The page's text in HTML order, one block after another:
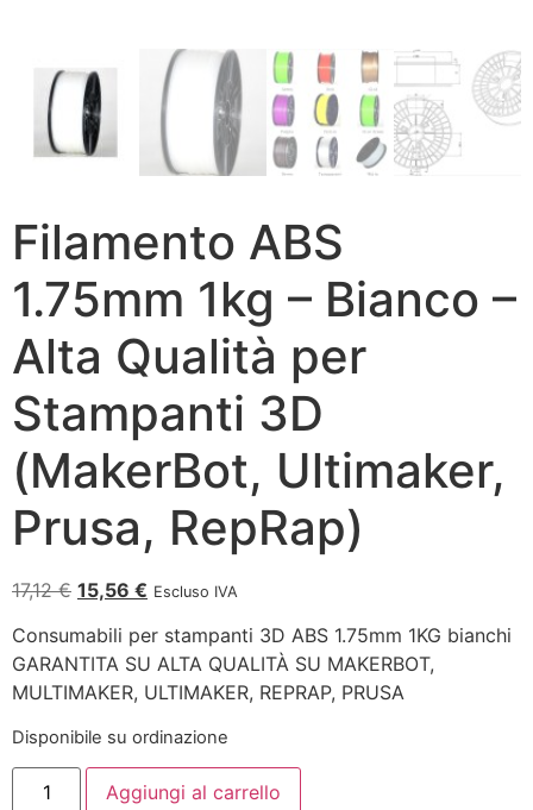
Filamento ABS
1.75mm 1kg – Bianco –
Alta Qualità per
Stampanti 3D
(MakerBot, Ultimaker,
Prusa, RepRap)
17,12€ 15,56 € Escluso IVA
Consumabili per stampanti 3D ABS 1.75mm 1KG bianchi
GARANTITA SU ALTA QUALITÀ SU MAKERBOT,
MULTIMAKER, ULTIMAKER, REPRAP, PRUSA
Disponibile su ordinazione
Aggiungi al carrello